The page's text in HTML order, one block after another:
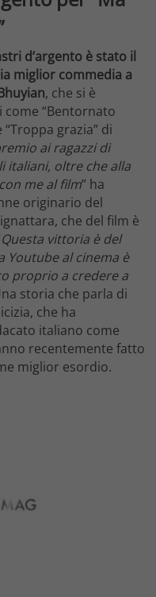
d’argento è stato il
miglior commedia a
, che si è
“Bentornato
grazia” di
ai ragazzi di
italiani, oltre che alla
me al film” ha
originario del
che del film è
Questa vittoria è del
Youtube al cinema è
proprio a credere a
storia che parla di
che ha
italiano come
recentemente fatto
miglior esordio.